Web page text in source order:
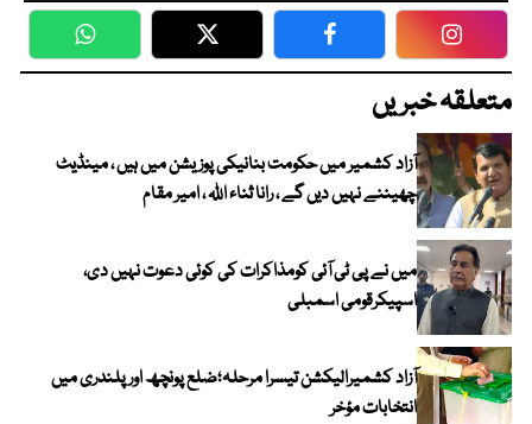
WhatsApp Twitter Facebook
متعلقہ خبریں
آزاد کشمیر میں حکومت بنانیکی پوزیشن میں ہیں ، مینڈیٹ
چھیننے نہیں دیں گے ، رانا ثناء اللہ ، امیر مقام
میں نے پی ٹی آئی کومذاکرات کی کوئی دعوت نہیں دی،
اسپیکرقومی اسمبلی
آزاد کشمیرالیکشن تیسرا مرحلہ؛ضلع پونچھ اور پلندری میں
انتخابات مؤخر